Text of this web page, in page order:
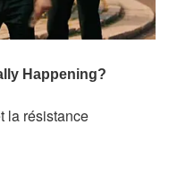
la résistance